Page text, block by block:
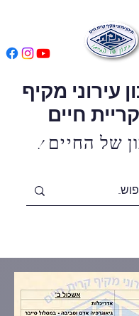
עירוני מקיף
קריית חיים
של החיים